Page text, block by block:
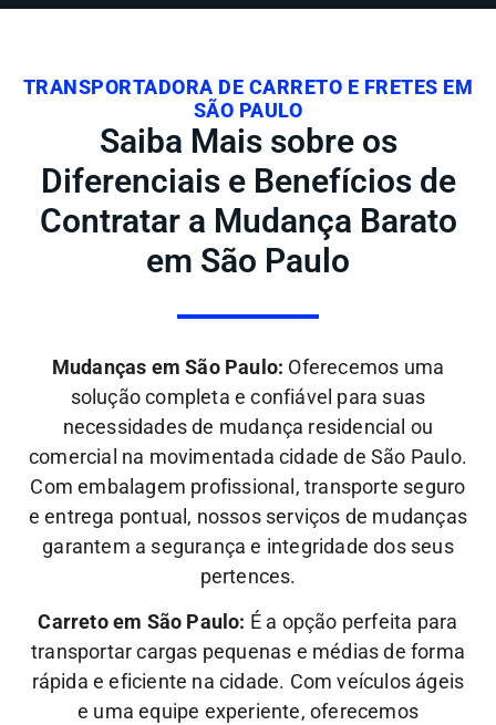
TRANSPORTADORA DE CARRETO E FRETES EM
SÃO PAULO
Saiba Mais sobre os
Diferenciais e Benefícios de
Contratar a Mudança Barato
em São Paulo
Mudanças em São Paulo: Oferecemos uma
solução completa e confiável para suas
necessidades de mudança residencial ou
comercial na movimentada cidade de São Paulo.
Com embalagem profissional, transporte seguro
e entrega pontual, nossos serviços de mudanças
garantem a segurança e integridade dos seus
pertences.
Carreto em São Paulo: É a opção perfeita para
transportar cargas pequenas e médias de forma
rápida e eficiente na cidade. Com veículos ágeis
e uma equipe experiente, oferecemos